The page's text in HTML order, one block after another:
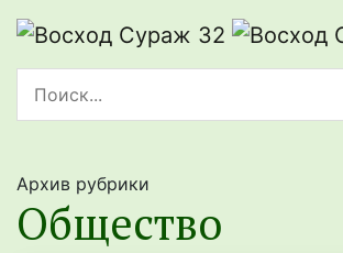
Архив рубрики
Общество